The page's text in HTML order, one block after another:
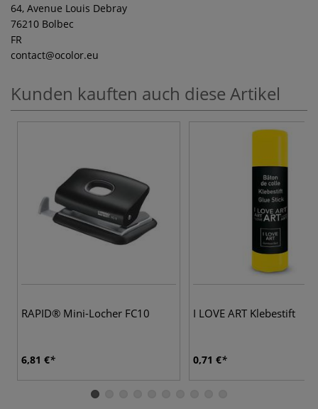
64, Avenue Louis Debray
76210 Bolbec
FR
contact@ocolor.eu
Kunden kauften auch diese Artikel
RAPID® Mini-Locher FC10
6,81 €
I LOVE ART Klebestift
0,71 €